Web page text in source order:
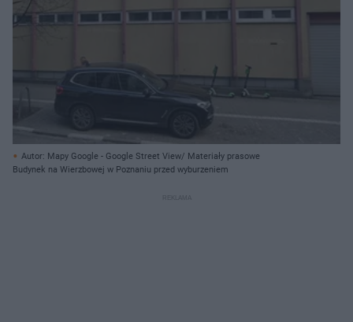
Autor: Mapy Google - Google Street View/ Materiały prasowe
Budynek na Wierzbowej w Poznaniu przed wyburzeniem